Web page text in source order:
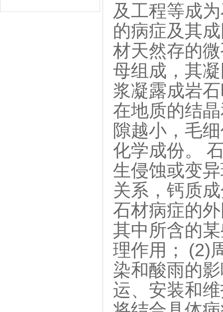
及工程等成
的病症及其
材天然存的
母组成，其
浆凝露成岩
在地质的结
隙越小，毛
化学成份。
生侵蚀或变
关系，钙质
石材病症的
其中所含的
理作用； (2)
染和酸雨的
运、安装和